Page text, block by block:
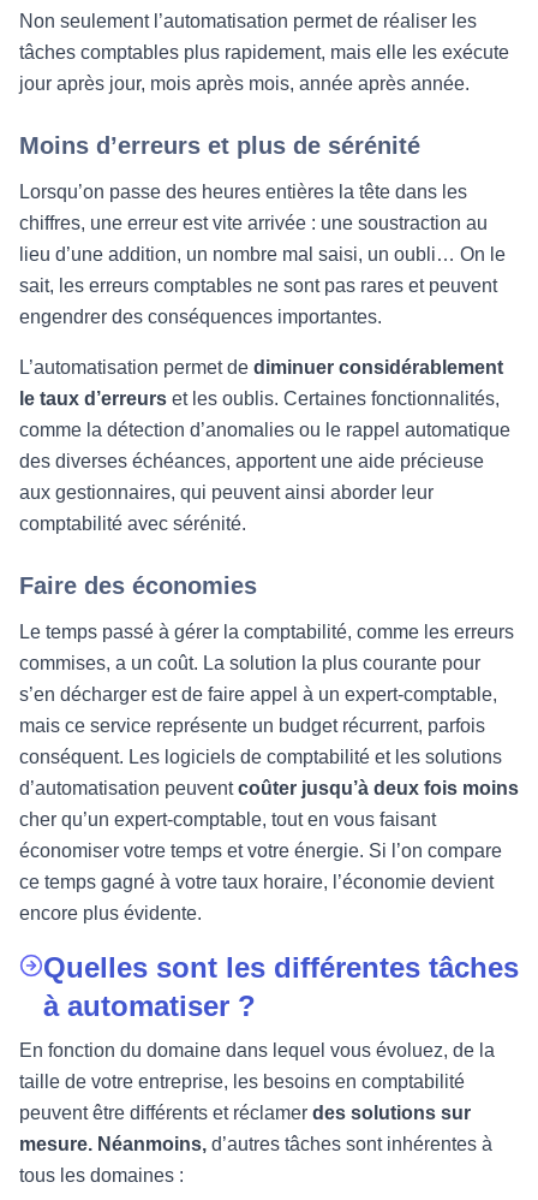
Non seulement l’automatisation permet de réaliser les
tâches comptables plus rapidement, mais elle les exécute
jour après jour, mois après mois, année après année.
Moins d’erreurs et plus de sérénité
Lorsqu’on passe des heures entières la tête dans les
chiffres, une erreur est vite arrivée : une soustraction au
lieu d’une addition, un nombre mal saisi, un oubli… On le
sait, les erreurs comptables ne sont pas rares et peuvent
engendrer des conséquences importantes.
L’automatisation permet de diminuer considérablement
le taux d’erreurs et les oublis. Certaines fonctionnalités,
comme la détection d’anomalies ou le rappel automatique
des diverses échéances, apportent une aide précieuse
aux gestionnaires, qui peuvent ainsi aborder leur
comptabilité avec sérénité.
Faire des économies
Le temps passé à gérer la comptabilité, comme les erreurs
commises, a un coût. La solution la plus courante pour
s’en décharger est de faire appel à un expert-comptable,
mais ce service représente un budget récurrent, parfois
conséquent. Les logiciels de comptabilité et les solutions
d’automatisation peuventcoûter jusqu’à deux fois moins
cher qu’un expert-comptable, tout en vous faisant
économiser votre temps et votre énergie. Si l’on compare
ce temps gagné à votre taux horaire, l’économie devient
encore plus évidente.
Quelles sont les différentes tâches
à automatiser ?
En fonction du domaine dans lequel vous évoluez, de la
taille de votre entreprise, les besoins en comptabilité
peuvent être différents et réclamer des solutions sur
mesure. Néanmoins, d’autres tâches sont inhérentes à
tous les domaines :